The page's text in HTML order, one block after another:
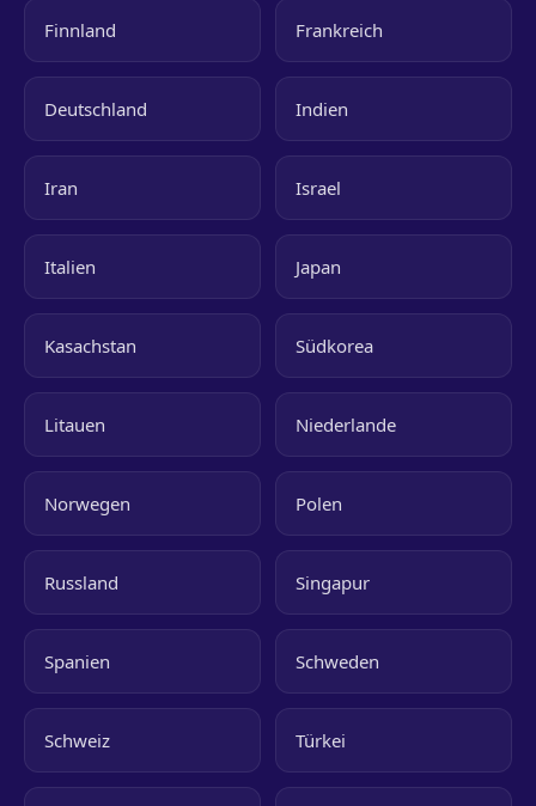
Finnland Frankreich
Deutschland Indien
Iran Israel
Italien Japan
Kasachstan Südkorea
Litauen Niederlande
Norwegen Polen
Russland Singapur
Spanien Schweden
Schweiz Türkei